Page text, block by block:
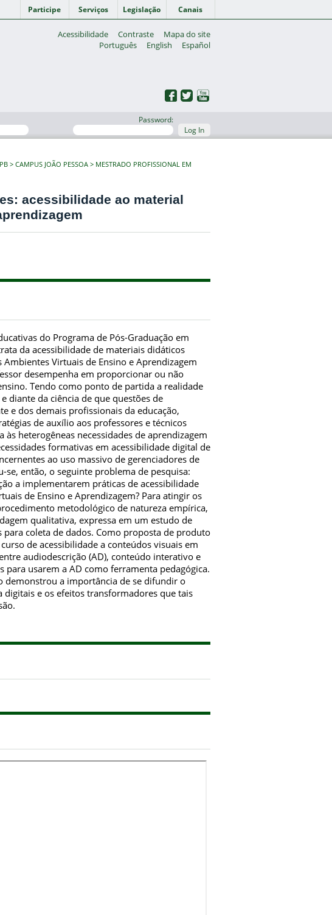
Participe Serviços Legislação Canais
Acessibilidade Contraste
Mapa do site
Português
English Español
Password:
Log In
CAMPUS JOÃO PESSOA
MESTRADO PROFISSIONAL EM
acessibilidade ao material
do Programa de Pós-Graduação em
da acessibilidade de materiais didáticos
Virtuais de Ensino e Aprendizagem
desempenha em proporcionar ou não
Tendo como ponto de partida a realidade
diante da ciência de que questões de
e dos demais profissionais da educação,
de auxílio aos professores e técnicos
heterogêneas necessidades de aprendizagem
formativas em acessibilidade digital de
ao uso massivo de gerenciadores de
então, o seguinte problema de pesquisa:
a implementarem práticas de acessibilidade
de Ensino e Aprendizagem? Para atingir os
metodológico de natureza empírica,
qualitativa, expressa em um estudo de
coleta de dados. Como proposta de produto
de acessibilidade a conteúdos visuais em
audiodescrição (AD), conteúdo interativo e
usarem a AD como ferramenta pedagógica.
demonstrou a importância de se difundir o
e os efeitos transformadores que tais